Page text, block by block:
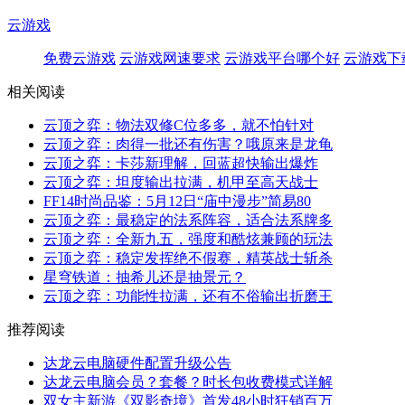
云游戏
免费云游戏 云游戏网速要求 云游戏平台哪个好 云游戏下
相关阅读
云顶之弈：物法双修C位多多，就不怕针对
云顶之弈：肉得一批还有伤害？哦原来是龙龟
云顶之弈：卡莎新理解，回蓝超快输出爆炸
云顶之弈：坦度输出拉满，机甲至高天战士
FF14时尚品鉴：5月12日“庙中漫步”简易80
云顶之弈：最稳定的法系阵容，适合法系牌多
云顶之弈：全新九五，强度和酷炫兼顾的玩法
云顶之弈：稳定发挥绝不假赛，精英战士斩杀
星穹铁道：抽希儿还是抽景元？
云顶之弈：功能性拉满，还有不俗输出折磨王
推荐阅读
达龙云电脑硬件配置升级公告
达龙云电脑会员？套餐？时长包收费模式详解
双女主新游《双影奇境》首发48小时狂销百万